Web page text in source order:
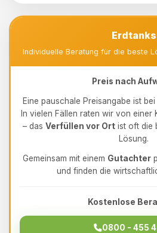
Erdtanks
Individuelle Beratung für die beste
Preis nach
Eine pauschale Preisangabe ist
In vielen Fällen raten wir von einer
– das Verfüllen vor Ort ist oft die
Lösung.
Gemeinsam mit einem Gutachter
und finden die
Kostenlose
0800 - 455